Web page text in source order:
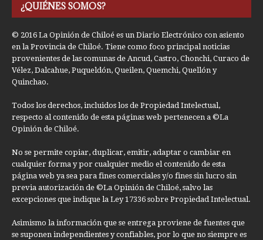
¿QUIÉNES SOMOS?
© 2016 La Opinión de Chiloé es un Diario Electrónico con asiento
en la Provincia de Chiloé. Tiene como foco principal noticias
provenientes de las comunas de Ancud, Castro, Chonchi, Curaco de
Vélez, Dalcahue, Puqueldón, Queilen, Quemchi, Quellón y
Quinchao.
Todos los derechos, incluidos los de Propiedad Intelectual,
respecto al contenido de esta páginas web pertenecen a ©La
Opinión de Chiloé.
No se permite copiar, duplicar, emitir, adaptar o cambiar en
cualquier forma y por cualquier medio el contenido de esta
página web ya sea para fines comerciales y/o fines sin lucro sin
previa autorización de ©La Opinión de Chiloé, salvo las
excepciones que indique la Ley 17336 sobre Propiedad Intelectual.
Asimismo la información que se entrega proviene de fuentes que
se suponen independientes y confiables, por lo que no siempre es